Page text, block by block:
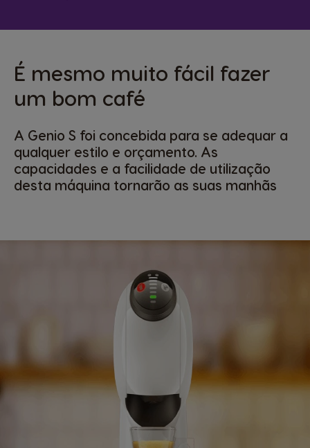
É mesmo muito fácil fazer
um bom café
A Genio S foi concebida para se adequar a
qualquer estilo e orçamento. As
capacidades e a facilidade de utilização
desta máquina tornarão as suas manhãs